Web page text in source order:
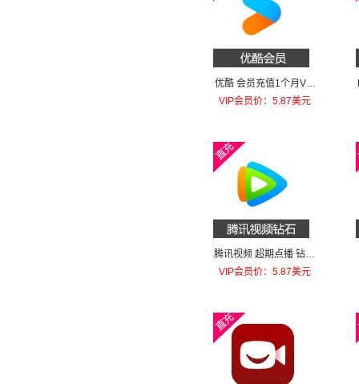
优酷 会员充值1个月VIP
会员
VIP会员价：5.87美元
腾讯视频 超期点播 钻石
30钻
VIP会员价：5.87美元